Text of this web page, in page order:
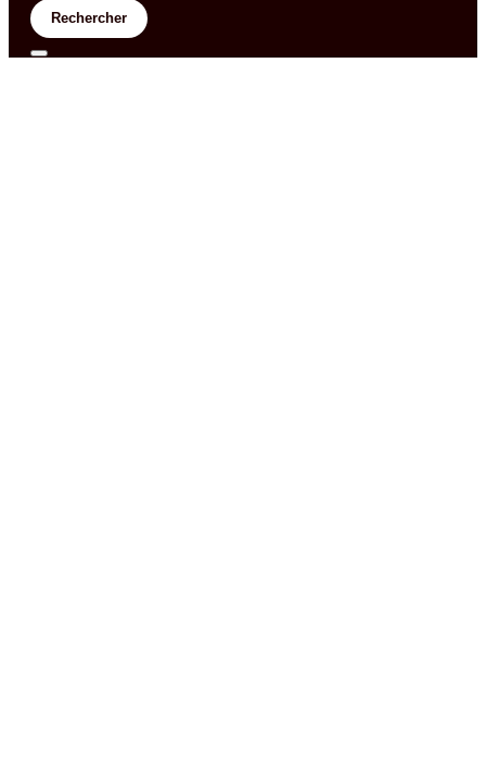
Rechercher